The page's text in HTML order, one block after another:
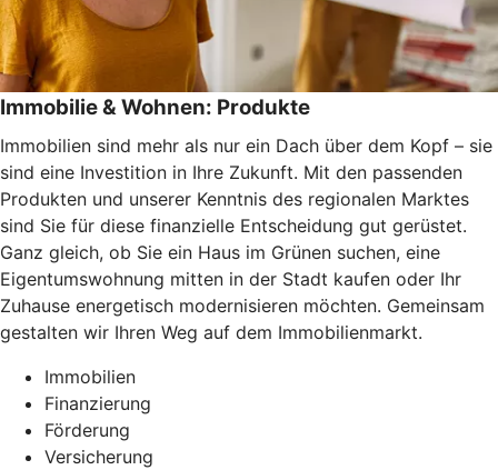
Immobilie & Wohnen: Produkte
Immobilien sind mehr als nur ein Dach über dem Kopf – sie
sind eine Investition in Ihre Zukunft. Mit den passenden
Produkten und unserer Kenntnis des regionalen Marktes
sind Sie für diese finanzielle Entscheidung gut gerüstet.
Ganz gleich, ob Sie ein Haus im Grünen suchen, eine
Eigentumswohnung mitten in der Stadt kaufen oder Ihr
Zuhause energetisch modernisieren möchten. Gemeinsam
gestalten wir Ihren Weg auf dem Immobilienmarkt.
Immobilien
Finanzierung
Förderung
Versicherung